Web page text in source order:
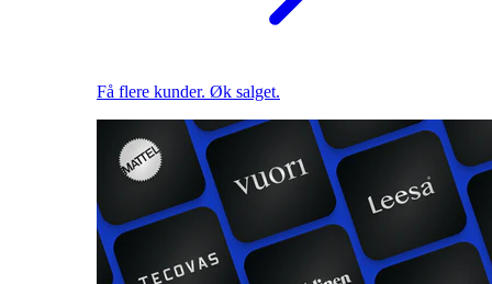
Få flere kunder. Øk salget.